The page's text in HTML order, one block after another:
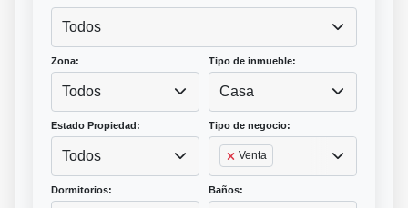
Todos
Zona:
Todos
Tipo de inmueble:
Casa
Estado Propiedad:
Todos
Tipo de negocio:
Venta
Dormitorios: Baños: